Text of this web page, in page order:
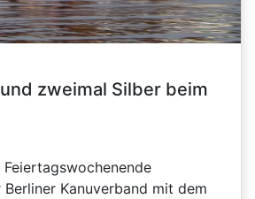
zweimal Silber beim
Kanuverband mit dem